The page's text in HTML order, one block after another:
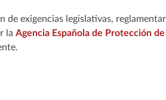
exigencias legislativas,
laAgencia Española de Protección